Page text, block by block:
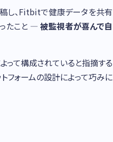
し、Fitbitで健康データを共有
ったこと —被監視者が喜んで自
って構成されていると指摘する
フォームの設計によって巧みに